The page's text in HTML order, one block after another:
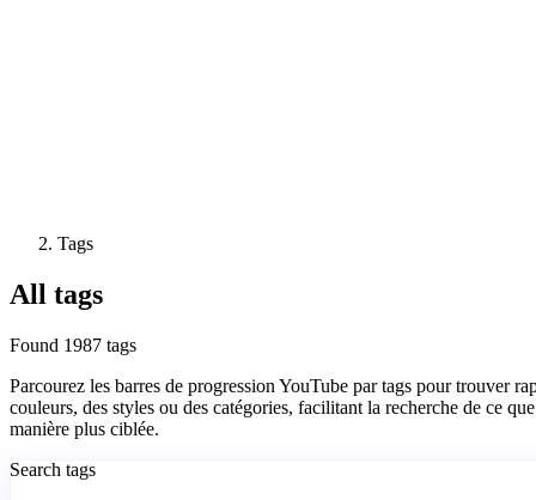
Tags
All tags
Found 1987 tags
Parcourez les barres de progression YouTube par tags pour trouver
couleurs, des styles ou des catégories, facilitant la recherche de ce
manière plus ciblée.
Search tags